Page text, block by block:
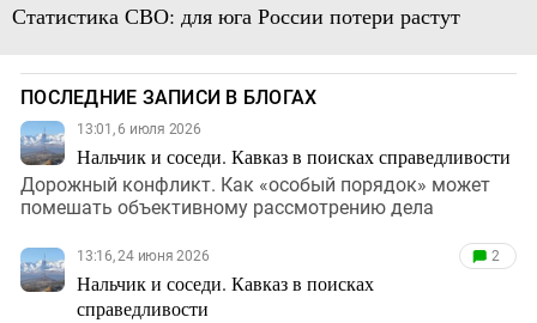
Статистика СВО: для юга России потери растут
ПОСЛЕДНИЕ ЗАПИСИ В БЛОГАХ
13:01, 6 июля 2026
Нальчик и соседи. Кавказ в поисках справедливости
Дорожный конфликт. Как «особый порядок» может
помешать объективному рассмотрению дела
13:16, 24 июня 2026
Нальчик и соседи. Кавказ в поисках
справедливости
2